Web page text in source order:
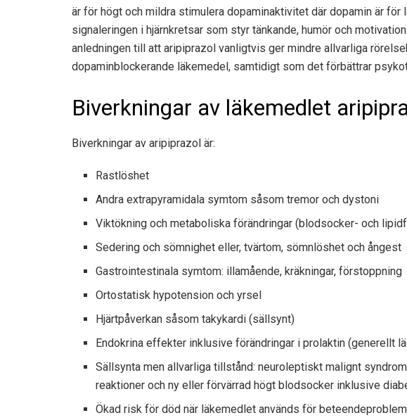
är för högt och mildra stimulera dopaminaktivitet där dopamin är för
signaleringen i hjärnkretsar som styr tänkande, humör och
anledningen till att aripiprazol vanligtvis ger mindre allvarliga
dopaminblockerande läkemedel, samtidigt som det förbättrar
Biverkningar av läkemedlet
Biverkningar av aripiprazol är:
Rastlöshet
Andra extrapyramidala symtom såsom tremor och dystoni
Viktökning och metaboliska förändringar (blodsocker- och
Sedering och sömnighet eller, tvärtom, sömnlöshet och ångest
Gastrointestinala symtom: illamående, kräkningar, förstoppning
Ortostatisk hypotension och yrsel
Hjärtpåverkan såsom takykardi (sällsynt)
Endokrina effekter inklusive förändringar i prolaktin (generellt
Sällsynta men allvarliga tillstånd: neuroleptiskt malignt
reaktioner och ny eller förvärrad högt blodsocker inklusive
Ökad risk för död när läkemedlet används för